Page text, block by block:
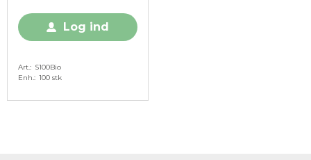
Log ind
Art.
S100Bio
Enh. 100 stk